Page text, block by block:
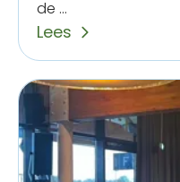
de ...
Lees